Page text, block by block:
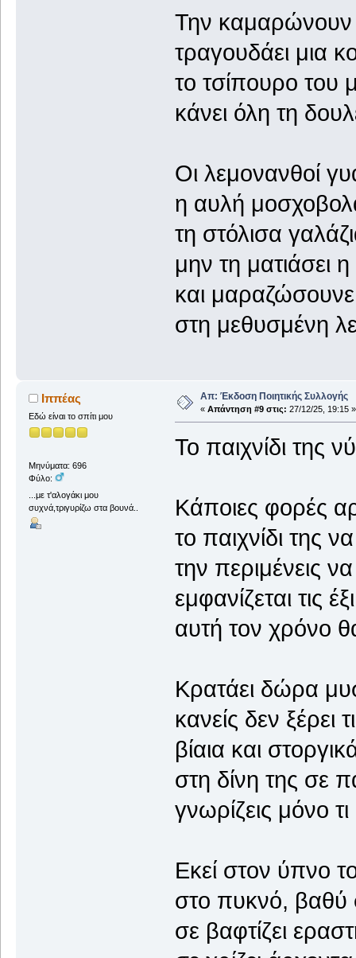
Την καμαρώνουν
τραγουδάει μια
το τσίπουρο του
κάνει όλη τη
Οι λεμονανθοί
η αυλή
τη στόλισα
μην τη ματιάσει η
και
στη μεθυσμένη
Ιππέας
Εδώ είναι το σπίτι μου
Μηνύματα: 696
Φύλο:
...με τ'αλογάκι μου
συχνά,τριγυρίζω στα βουνά..
Απ: Έκδοση Ποιητικής Συλλογής
« Απάντηση #9 στις: 27/12/25, 19:15 »
Το παιχνίδι της
Κάποιες φορές
το παιχνίδι της
την περιμένεις να
εμφανίζεται τις έξι
αυτή τον χρόνο
Κρατάει δώρα
κανείς δεν ξέρει
βίαια και
στη δίνη της σε
γνωρίζεις μόνο
Εκεί στον ύπνο
στο πυκνό, βαθύ
σε βαφτίζει